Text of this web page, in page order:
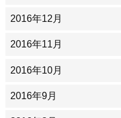
2016年12月
2016年11月
2016年10月
2016年9月